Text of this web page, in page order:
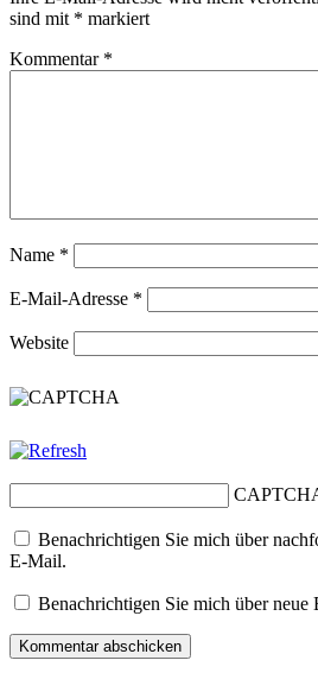
sind mit * markiert
Kommentar *
Name *
E-Mail-Adresse *
Website
Benachrichtigen Sie mich über
E-Mail.
Benachrichtigen Sie mich über neue